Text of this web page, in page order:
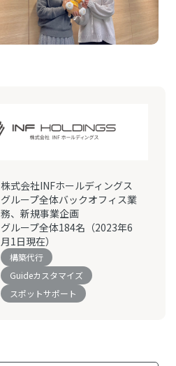
株式会社INFホールディングス
グループ全体バックオフィス業
務、新規事業企画
グループ全体184名（2023年6
月1日現在）
構築代行
Guideカスタマイズ
スポットサポート